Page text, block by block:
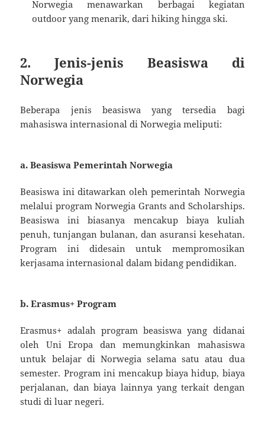
Norwegia menawarkan berbagai kegiatan
outdoor yang menarik, dari hiking hingga ski.
2. Jenis-jenis Beasiswa di
Norwegia
Beberapa jenis beasiswa yang tersedia bagi
mahasiswa internasional di Norwegia meliputi:
a.Beasiswa Pemerintah Norwegia
Beasiswa ini ditawarkan oleh pemerintah Norwegia
melalui program Norwegia Grants and Scholarships.
Beasiswa ini biasanya mencakup biaya kuliah
penuh, tunjangan bulanan, dan asuransi kesehatan.
Program ini didesain untuk mempromosikan
kerjasama internasional dalam bidang pendidikan.
b.Erasmus+ Program
Erasmus+ adalah program beasiswa yang didanai
oleh Uni Eropa dan memungkinkan mahasiswa
untuk belajar di Norwegia selama satu atau dua
semester. Program ini mencakup biaya hidup, biaya
perjalanan, dan biaya lainnya yang terkait dengan
studi di luar negeri.